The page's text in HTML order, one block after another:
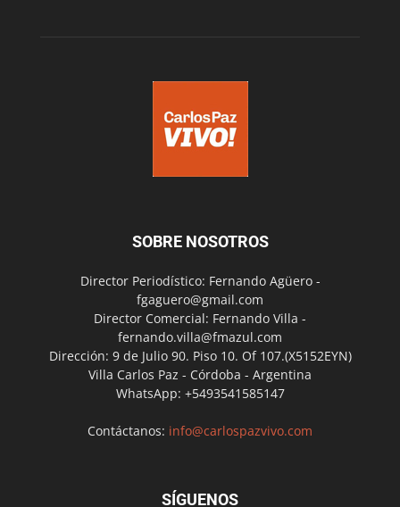
SOBRE NOSOTROS
Director Periodístico: Fernando Agüero -
fgaguero@gmail.com
Director Comercial: Fernando Villa -
fernando.villa@fmazul.com
Dirección: 9 de Julio 90. Piso 10. Of 107.(X5152EYN)
Villa Carlos Paz - Córdoba - Argentina
WhatsApp: +5493541585147
Contáctanos: info@carlospazvivo.com
SÍGUENOS